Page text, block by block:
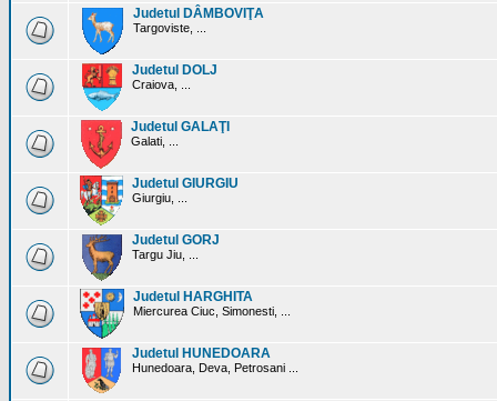
Judetul DÂMBOVIŢA
Targoviste, ...
Judetul DOLJ
Craiova, ...
Judetul GALAŢI
Galati, ...
Judetul GIURGIU
Giurgiu, ...
Judetul GORJ
Targu Jiu, ...
Judetul HARGHITA
Miercurea Ciuc, Simonesti, ...
Judetul HUNEDOARA
Hunedoara, Deva, Petrosani ...